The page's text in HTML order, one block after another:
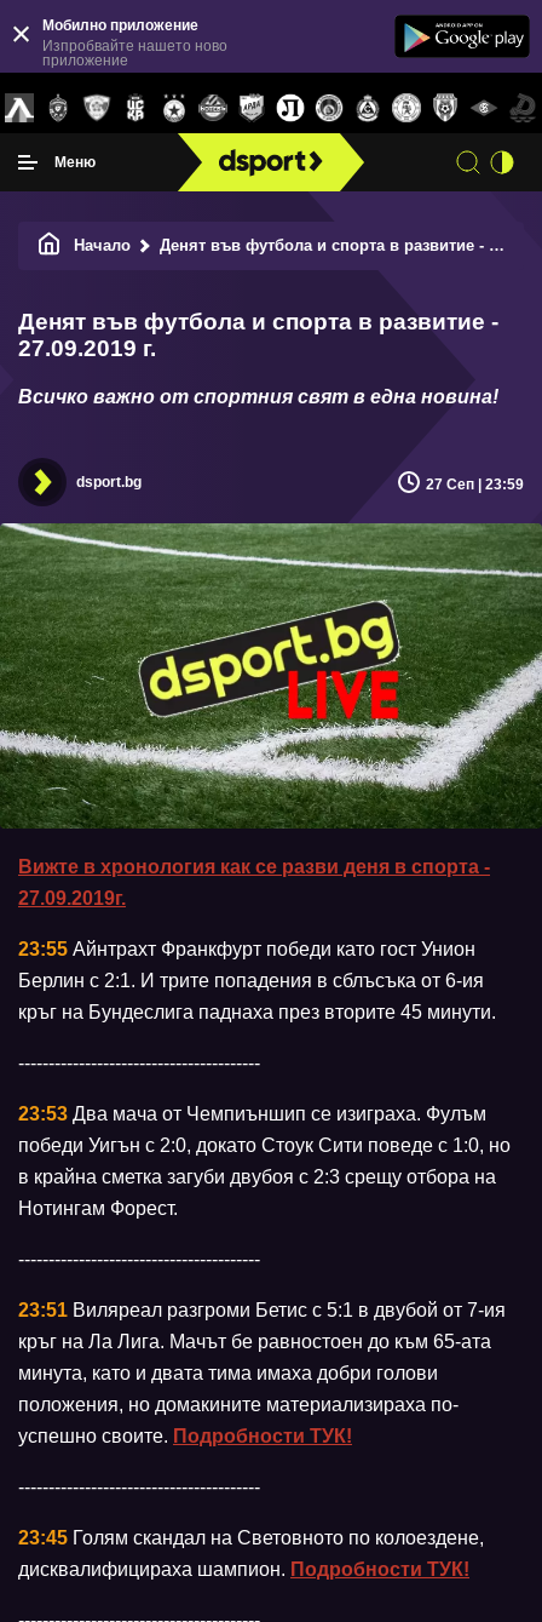
Мобилно приложение
Изпробвайте нашето ново
приложение
Меню
Начало Денят във футбола и спорта в развитие - 27.09.2019 г.
Денят във футбола и спорта в развитие -
27.09.2019 г.
Всичко важно от спортния свят в една новина!
dsport.bg 27 Сеп | 23:59
Вижте в хронология как се разви деня в спорта -
27.09.2019г.
23:55 Айнтрахт Франкфурт победи като гост Унион
Берлин с 2:1. И трите попадения в сблъсъка от 6-ия
кръг на Бундеслига паднаха през вторите 45 минути.
----------------------------------------
23:53 Два мача от Чемпиъншип се изиграха. Фулъм
победи Уигън с 2:0, докато Стоук Сити поведе с 1:0, но
в крайна сметка загуби двубоя с 2:3 срещу отбора на
Нотингам Форест.
----------------------------------------
23:51 Виляреал разгроми Бетис с 5:1 в двубой от 7-ия
кръг на Ла Лига. Мачът бе равностоен до към 65-ата
минута, като и двата тима имаха добри голови
положения, но домакините материализираха по-
успешно своите. Подробности ТУК!
----------------------------------------
23:45 Голям скандал на Световното по колоездене,
дисквалифицираха шампион. Подробности ТУК!